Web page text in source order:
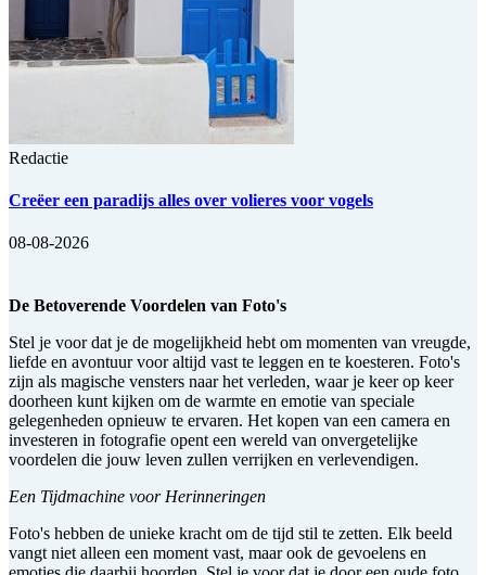
Redactie
Creëer een paradijs alles over volieres voor vogels
08-08-2026
De Betoverende Voordelen van Foto's
Stel je voor dat je de mogelijkheid hebt om momenten van vreugde,
liefde en avontuur voor altijd vast te leggen en te koesteren. Foto's
zijn als magische vensters naar het verleden, waar je keer op keer
doorheen kunt kijken om de warmte en emotie van speciale
gelegenheden opnieuw te ervaren. Het kopen van een camera en
investeren in fotografie opent een wereld van onvergetelijke
voordelen die jouw leven zullen verrijken en verlevendigen.
Een Tijdmachine voor Herinneringen
Foto's hebben de unieke kracht om de tijd stil te zetten. Elk beeld
vangt niet alleen een moment vast, maar ook de gevoelens en